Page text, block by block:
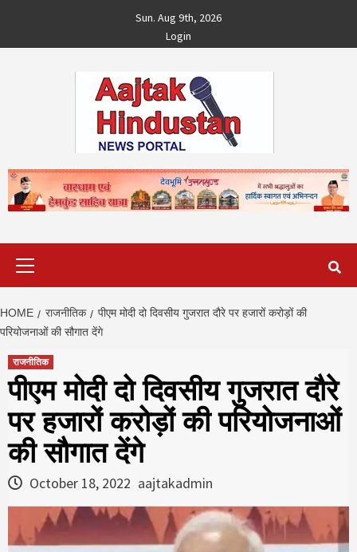
content
Sun. Aug 9th, 2026
Login
HOME राजनीतिक
पीएम मोदी दो दिवसीय गुजरात दौरे पर हजारों करोड़ों की
परियोजनाओं की सौगात देंगे
राजनीतिक
पीएम मोदी दो दिवसीय गुजरात दौरे
पर हजारों करोड़ों की परियोजनाओं
की सौगात देंगे
October 18, 2022 aajtakadmin